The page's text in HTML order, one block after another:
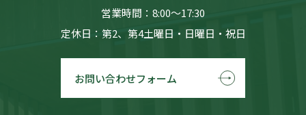
営業時間：8:00〜17:30
定休日：第2、第4土曜日・日曜日・祝日
お問い合わせフォーム